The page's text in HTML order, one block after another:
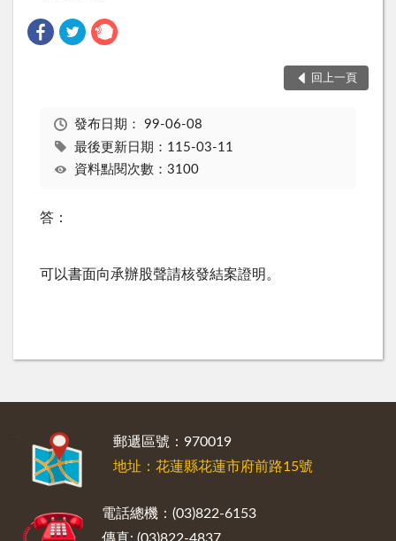
回上一頁
發布日期： 99-06-08
最後更新日期：115-03-11
資料點閱次數：3100
答：
可以書面向承辦股聲請核發結案證明。
郵遞區號：970019
地址：花蓮縣花蓮市府前路15號
電話總機：(03)822-6153